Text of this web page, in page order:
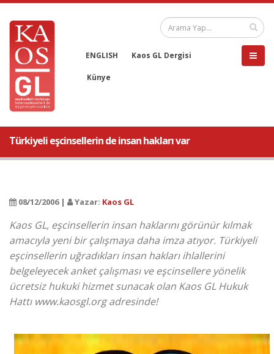
ENGLISH Kaos GL Dergisi
Künye
Türkiyeli eşcinsellerin de insan hakları var
08/12/2006 | Yazar: Kaos GL
Kaos GL, eşcinsellerin insan haklarını görünür kılmak
amacıyla yeni bir çalışmaya daha imza atıyor. Türkiyeli
eşcinsellerin uğradıkları insan hakları ihlallerini
belgeleyecek anket çalışması ve eşcinsellere yönelik
ücretsiz hukuki hizmet sunacak olan Kaos GL Hukuk
Hattı www.kaosgl.org adresinde!